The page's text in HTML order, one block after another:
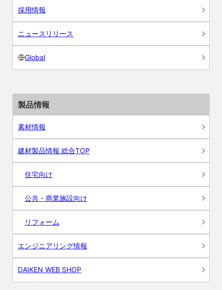
採用情報
ニュースリリース
Global
製品情報
素材情報
建材製品情報 総合TOP
住宅向け
公共・商業施設向け
リフォーム
エンジニアリング情報
DAIKEN WEB SHOP